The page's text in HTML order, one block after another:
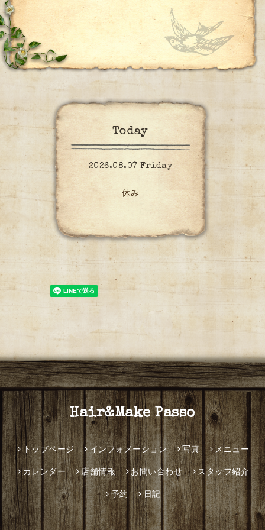
Today
2026.08.07 Friday
休み
Hair&Make Passo
トップページ インフォメーション 写真 メニュー
カレンダー 店舗情報 お問い合わせ スタッフ紹介
予約 日記